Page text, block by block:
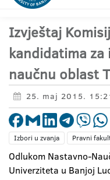
Izvještaj
kandidatima za
naučnu oblast
25. maj 2015.
Izbori u zvanja Pravni
Odlukom Nastavno-
Univerziteta u Banjoj